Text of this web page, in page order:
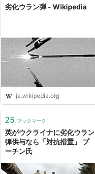
劣化ウラン弾 - Wikipedia
ja.wikipedia.org
25 ブックマーク
英がウクライナに劣化ウラン
弾供与なら「対抗措置」 プ
ーチン氏